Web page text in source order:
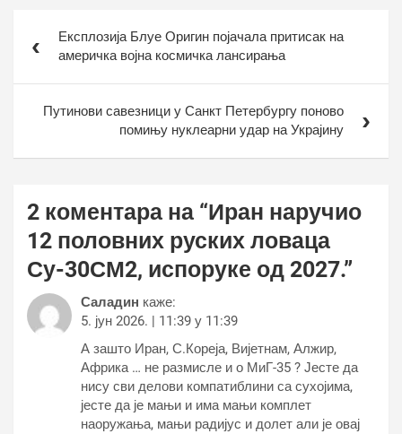
чланкаЕксплозија Блуе Оригин појачала притисак на
америчка војна космичка лансирања
Путинови савезници у Санкт Петербургу поново
помињу нуклеарни удар на Украјину
2 коментара на “Иран наручио
12 половних руских ловаца
Су-30СМ2, испоруке од 2027.”
Саладин каже:
5. јун 2026. | 11:39 у 11:39
А зашто Иран, С.Кореја, Вијетнам, Алжир,
Африка … не размисле и о МиГ-35 ? Јесте да
нису сви делови компатиблини са сухојима,
јесте да је мањи и има мањи комплет
наоружања, мањи радијус и долет али је овај